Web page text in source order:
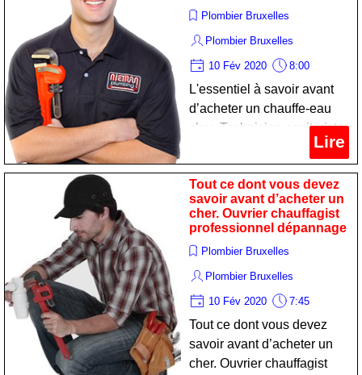
Plombier Bruxelles
Plombier Bruxelles
10 Fév 2020 8:00
L'essentiel à savoir avant
d’acheter un chauffe-eau
cher. Technicien sanitariste
professionnel nettoyageLire
Tout ce dont vous devez
savoir avant d’acheter un
cher. Ouvrier chauffagist
professionnel dépannage
Plombier Bruxelles
Plombier Bruxelles
10 Fév 2020 7:45
Tout ce dont vous devez
savoir avant d’acheter un
cher. Ouvrier chauffagist